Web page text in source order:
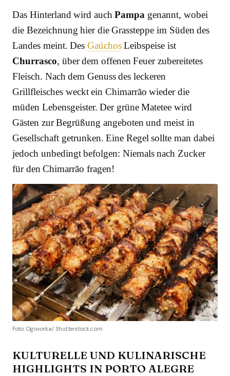
Das Hinterland wird auchPampa genannt, wobei
die Bezeichnung hier die Grassteppe im Süden des
Landes meint. Des GaúchosLeibspeise ist
Churrasco, über dem offenen Feuer zubereitetes
Fleisch. Nach dem Genuss des leckeren
Grillfleisches weckt ein Chimarrão wieder die
müden Lebensgeister. Der grüne Matetee wird
Gästen zur Begrüßung angeboten und meist in
Gesellschaft getrunken. Eine Regel sollte man dabei
jedoch unbedingt befolgen: Niemals nach Zucker
für den Chimarrão fragen!
Foto: Ogovorka/ Shutterstock.com
KULTURELLE UND KULINARISCHE
HIGHLIGHTS IN PORTO ALEGRE